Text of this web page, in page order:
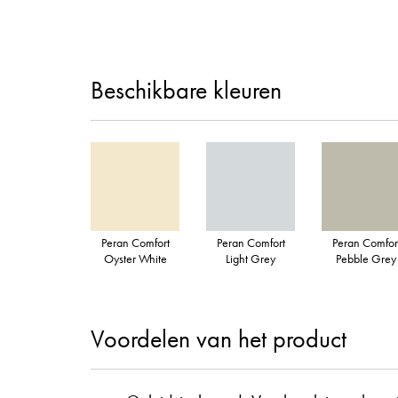
Beschikbare kleuren
Peran Comfort
Oyster White
Peran Comfort
Light Grey
Peran
Pebble Grey
Voordelen van het product